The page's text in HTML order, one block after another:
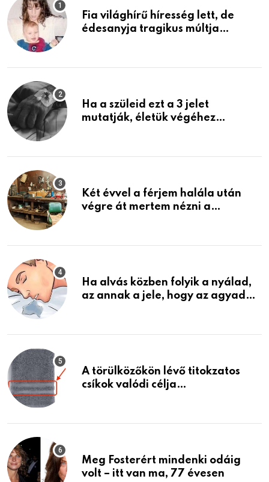
Fia világhírű híresség lett, de
édesanyja tragikus múltja
Ha a szüleid ezt a 3 jelet
mutatják, életük végéhez
Két évvel a férjem halála után
végre át mertem nézni a
életemet
Ha alvás közben folyik a nyálad,
az annak a jele, hogy az agyad…
A törülközőkön lévő titokzatos
csíkok valódi célja…
Meg Fosterért mindenki odáig
volt – itt van ma, 77 évesen